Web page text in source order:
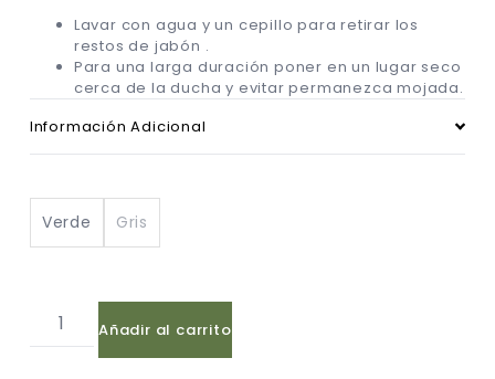
Lavar con agua y un cepillo para retirar los
restos de jabón .
Para una larga duración poner en un lugar seco
cerca de la ducha y evitar permanezca mojada.
Información Adicional
Verde Gris
Añadir al carrito